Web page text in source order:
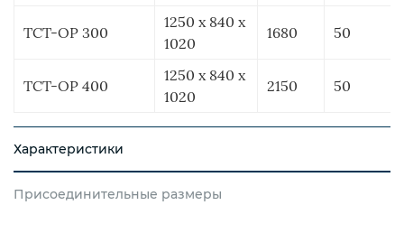
ТСТ-ОР 300
1250 x 840 x
1020
1680 50
ТСТ-ОР 400
1250 x 840 x
1020
2150 50
Характеристики
Присоединительные размеры